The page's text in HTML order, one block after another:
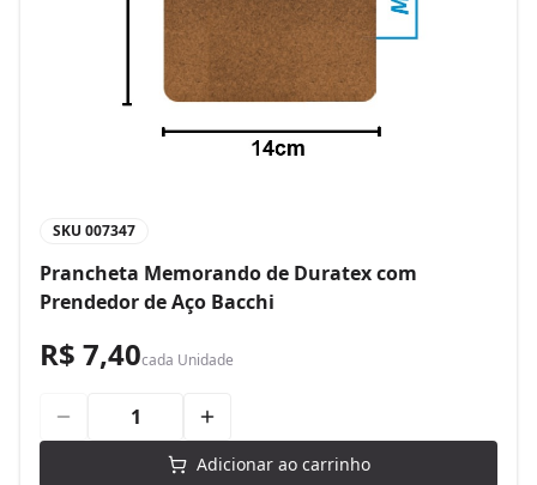
SKU 007347
Prancheta Memorando de Duratex com
Prendedor de Aço Bacchi
R$ 7,40cada Unidade
Adicionar ao carrinho